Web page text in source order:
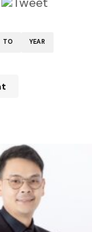
TO YEAR
will not be
marked